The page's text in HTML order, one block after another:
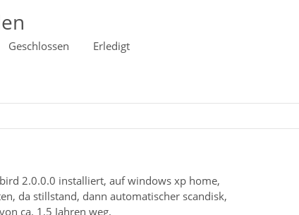
Geschlossen Erledigt
2.0.0.0 installiert, auf windows xp home,
da stillstand, dann automatischer scandisk,
ca. 1,5 Jahren weg.